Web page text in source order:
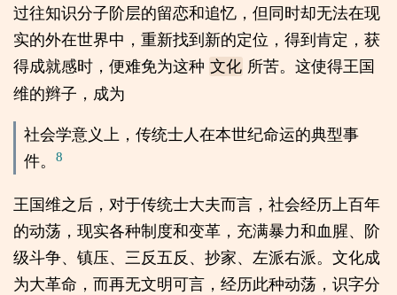
过往知识分子阶层的留恋和追忆，但同时却无法在现
实的外在世界中，重新找到新的定位，得到肯定，获
得成就感时，便难免为这种 文化 所苦。这使得王国
维的辫子，成为
社会学意义上，传统士人在本世纪命运的典型事
件。
8
王国维之后，对于传统士大夫而言，社会经历上百年
的动荡，现实各种制度和变革，充满暴力和血腥、阶
级斗争、镇压、三反五反、抄家、左派右派。文化成
为大革命，而再无文明可言，经历此种动荡，识字分